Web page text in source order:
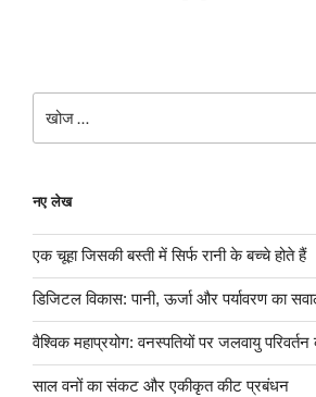
नए लेख
एक चूहा जिसकी बस्ती में सिर्फ रानी के बच्चे होते हैं
डिजिटल विकास: पानी, ऊर्जा और पर्यावरण का
वैश्विक महाप्रयोग: वनस्पतियों पर जलवायु परिवर्तन
साल वनों का संकट और एकीकृत कीट प्रबंधन